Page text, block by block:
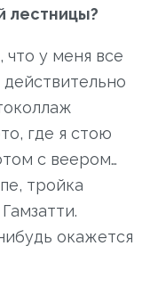
лестницы?
у меня все
где я стою
с веером…
тройка
окажется